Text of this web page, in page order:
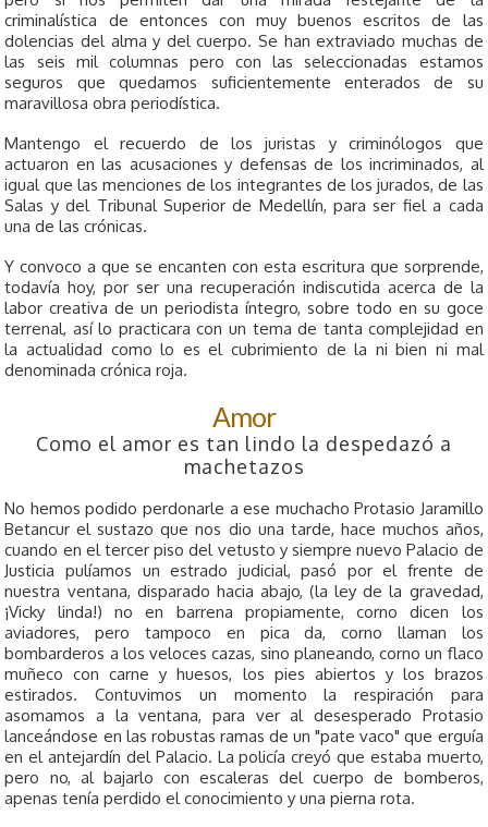
criminalística de entonces con muy buenos escritos de las
dolencias del alma y del cuerpo. Se han extraviado muchas de
las seis mil columnas pero con las seleccionadas estamos
seguros que quedamos suficientemente enterados de su
maravillosa obra periodística.
Mantengo el recuerdo de los juristas y criminólogos que
actuaron en las acusaciones y defensas de los incriminados, al
igual que las menciones de los integrantes de los jurados, de las
Salas y del Tribunal Superior de Medellín, para ser fiel a cada
una de las crónicas.
Y convoco a que se encanten con esta escritura que sorprende,
todavía hoy, por ser una recuperación indiscutida acerca de la
labor creativa de un periodista íntegro, sobre todo en su goce
terrenal, así lo practicara con un tema de tanta complejidad en
la actualidad como lo es el cubrimiento de la ni bien ni mal
denominada crónica roja.
Amor
Como el amor es tan lindo la despedazó a
machetazos
No hemos podido perdonarle a ese muchacho Protasio Jaramillo
Betancur el sustazo que nos dio una tarde, hace muchos años,
cuando en el tercer piso del vetusto y siempre nuevo Palacio de
Justicia pulíamos un estrado judicial, pasó por el frente de
nuestra ventana, disparado hacia abajo, (la ley de la gravedad,
¡Vicky linda!) no en barrena propiamente, corno dicen los
aviadores, pero tampoco en pica­ da, corno llaman los
bombarderos a los veloces cazas, sino planeando, corno un flaco
muñeco con carne y huesos, los pies abiertos y los brazos
estirados. Contuvimos un momento la respiración para
asomamos a la ventana, para ver al desesperado Protasio
lanceándose en las robustas ramas de un "pate vaco" que erguía
en el antejardín del Palacio. La policía creyó que estaba muerto,
pero no, al bajarlo con escaleras del cuerpo de bomberos,
apenas tenía perdido el conocimiento y una pierna rota.